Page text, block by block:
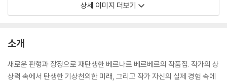
상세 이미지 더보기
소개
새로운 판형과 장정으로 재탄생한 베르나르 베르베르의 작품집. 작가의 상
상력 속에서 탄생한 기상천외한 미래, 그리고 작가 자신의 실제 경험 속에